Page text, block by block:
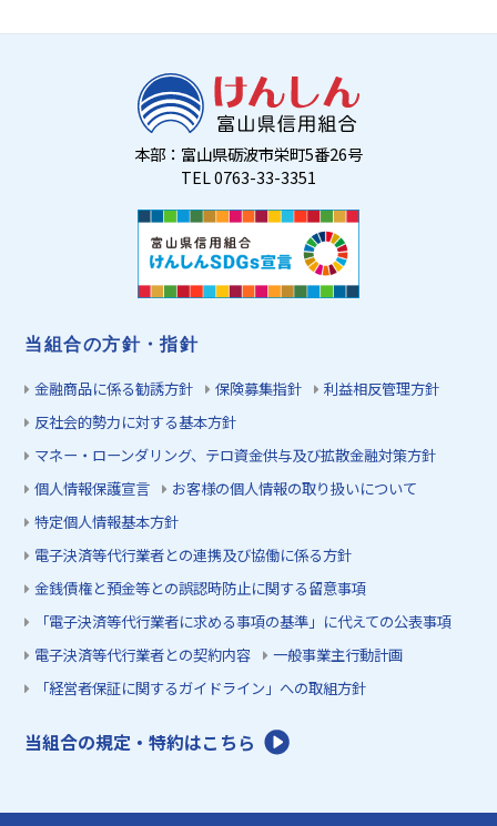
本部：富山県砺波市栄町5番26号
TEL 0763-33-3351
当組合の方針・指針
金融商品に係る勧誘方針 保険募集指針
利益相反管理方針
反社会的勢力に対する基本方針
マネー・ローンダリング、テロ資金供与及び拡散金融対策方針
個人情報保護宣言
お客様の個人情報の取り扱いについて
特定個人情報基本方針
電子決済等代行業者との連携及び協働に係る方針
金銭債権と預金等との誤認時防止に関する留意事項
「電子決済等代行業者に求める事項の基準」に代えての公表事項
電子決済等代行業者との契約内容
一般事業主行動計画
「経営者保証に関するガイドライン」への取組方針
当組合の規定・特約はこちら